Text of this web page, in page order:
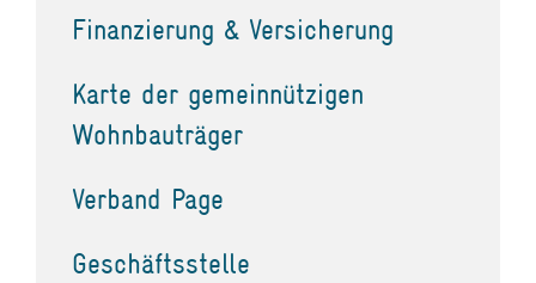
Finanzierung & Versicherung
Karte der gemeinnützigen
Wohnbauträger
Verband Page
Geschäftsstelle